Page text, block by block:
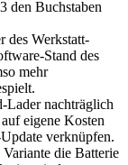
den Buchstaben
des Werkstatt-
Stand des
mehr
Lader nachträglich
eigene Kosten
verknüpfen.
die Batterie